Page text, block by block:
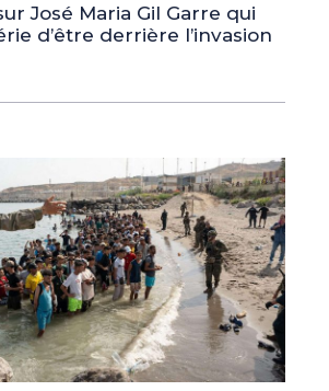
José Maria Gil Garre qui
d’être derrière l’invasion